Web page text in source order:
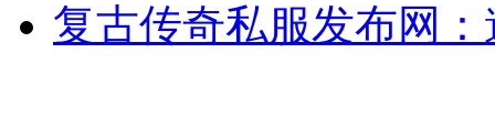
复古传奇私服发布网